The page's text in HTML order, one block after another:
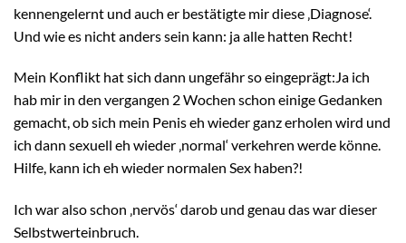
kennengelernt und auch er bestätigte mir diese ‚Diagnose‘.
Und wie es nicht anders sein kann: ja alle hatten Recht!
Mein Konflikt hat sich dann ungefähr so eingeprägt:Ja ich
hab mir in den vergangen 2 Wochen schon einige Gedanken
gemacht, ob sich mein Penis eh wieder ganz erholen wird und
ich dann sexuell eh wieder ‚normal‘ verkehren werde könne.
Hilfe, kann ich eh wieder normalen Sex haben?!
Ich war also schon ‚nervös‘ darob und genau das war dieser
Selbstwerteinbruch.